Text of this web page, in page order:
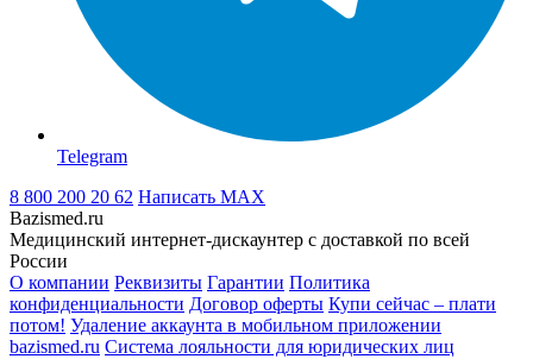
Telegram
8 800 200 20 62 Написать MAX
Bazismed.ru
Медицинский интернет-дискаунтер с доставкой по всей
России
О компании Реквизиты Гарантии Политика
конфиденциальности Договор оферты Купи сейчас – плати
потом! Удаление аккаунта в мобильном приложении
bazismed.ru Система лояльности для юридических лиц